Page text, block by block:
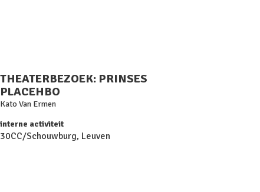
THEATERBEZOEK: PRINSES
PLACEHBO
Kato Van Ermen
interne activiteit
30CC/Schouwburg, Leuven